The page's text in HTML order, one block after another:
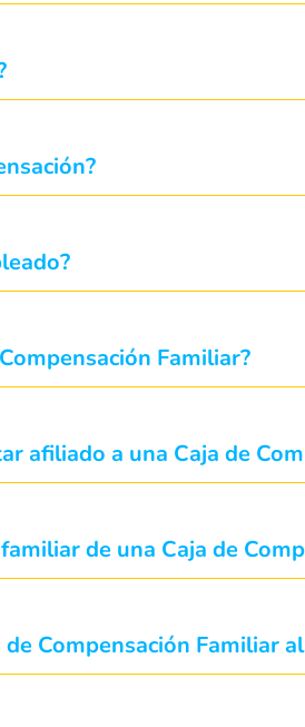
Familiar?
afiliado a una Caja de
de una Caja de
Compensación Familiar